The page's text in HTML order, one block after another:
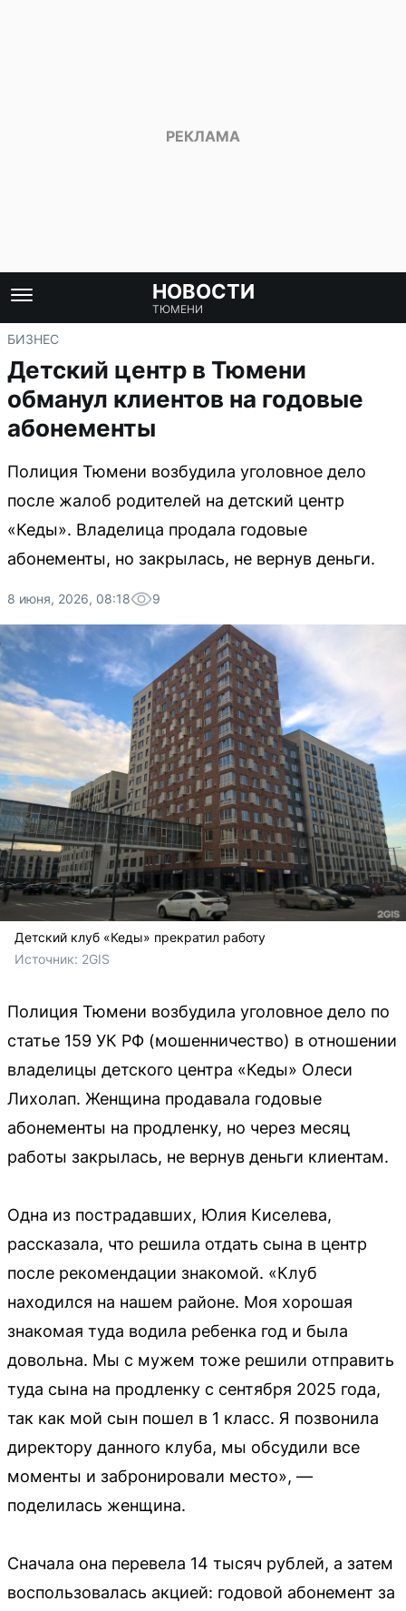
НОВОСТИ
ТЮМЕНИ
БИЗНЕС
Детский центр в Тюмени
обманул клиентов на годовые
абонементы
Полиция Тюмени возбудила уголовное дело
после жалоб родителей на детский центр
«Кеды». Владелица продала годовые
абонементы, но закрылась, не вернув деньги.
8 июня, 2026, 08:18 9
Детский клуб «Кеды» прекратил работу
Источник: 2GIS
Полиция Тюмени возбудила уголовное дело по
статье 159 УК РФ (мошенничество) в отношении
владелицы детского центра «Кеды» Олеси
Лихолап. Женщина продавала годовые
абонементы на продленку, но через месяц
работы закрылась, не вернув деньги клиентам.
Одна из пострадавших, Юлия Киселева,
рассказала, что решила отдать сына в центр
после рекомендации знакомой. «Клуб
находился на нашем районе. Моя хорошая
знакомая туда водила ребенка год и была
довольна. Мы с мужем тоже решили отправить
туда сына на продленку с сентября 2025 года,
так как мой сын пошел в 1 класс. Я позвонила
директору данного клуба, мы обсудили все
моменты и забронировали место», —
поделилась женщина.
Сначала она перевела 14 тысяч рублей, а затем
воспользовалась акцией: годовой абонемент за